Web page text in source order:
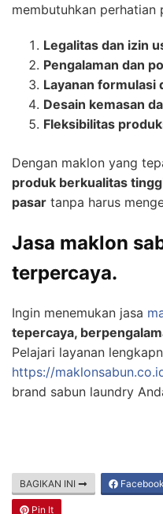
membutuhkan perhatian
Legalitas dan izin
Pengalaman dan
Layanan formulasi
Desain kemasan
Fleksibilitas
Dengan maklon yang
produk berkualitas
pasar tanpa harus
Jasa maklon
terpercaya.
Ingin menemukan jasa
tepercaya,
Pelajari layanan
https://
brand sabun laundry
BAGIKAN INI Facebook
Pin It